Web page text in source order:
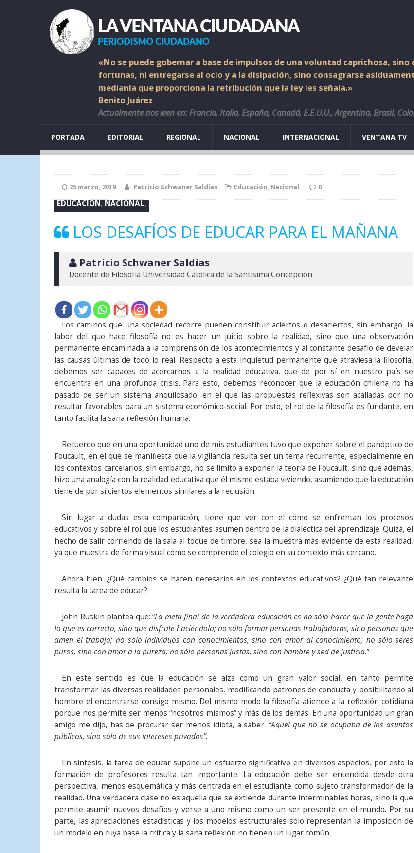
«No se puede gobernar a base de impulsos de una voluntad caprichosa,
fortunas, ni entregarse al ocio y a la disipación, sino consagrarse
medianía que proporciona la retribución que la ley les señala.»
Benito Juárez
Actualmente nos leen en: Francia, Italia, España, Canadá, E.E.U.U., Argentina, Brasil,
PORTADA EDITORIAL REGIONAL NACIONAL INTERNACIONAL VENTANA TV
25 marzo, 2019 Patricio Schwaner Saldías Educación, Nacional, 0
EDUCACIÓN,NACIONAL,
LOS DESAFÍOS DE EDUCAR PARA EL MAÑANA
Patricio Schwaner Saldías
Docente de Filosofía Universidad Católica de la Santísima Concepción
Los caminos que una sociedad recorre pueden constituir aciertos o desaciertos, sin embargo, la
labor del que hace filosofía no es hacer un juicio sobre la realidad, sino que una observación
permanente encaminada a la comprensión de los acontecimientos y al constante desafío de develar
las causas últimas de todo lo real. Respecto a esta inquietud permanente que atraviesa la filosofía,
debemos ser capaces de acercarnos a la realidad educativa, que de por sí en nuestro país se
encuentra en una profunda crisis. Para esto, debemos reconocer que la educación chilena no ha
pasado de ser un sistema anquilosado, en el que las propuestas reflexivas son acalladas por no
resultar favorables para un sistema económico-social. Por esto, el rol de la filosofía es fundante, en
tanto facilita la sana reflexión humana.
Recuerdo que en una oportunidad uno de mis estudiantes tuvo que exponer sobre el panóptico de
Foucault, en el que se manifiesta que la vigilancia resulta ser un tema recurrente, especialmente en
los contextos carcelarios, sin embargo, no se limitó a exponer la teoría de Foucault, sino que además,
hizo una analogía con la realidad educativa que él mismo estaba viviendo, asumiendo que la educación
tiene de por sí ciertos elementos similares a la reclusión.
Sin lugar a dudas esta comparación, tiene que ver con el cómo se enfrentan los procesos
educativos y sobre el rol que los estudiantes asumen dentro de la dialéctica del aprendizaje. Quizá, el
hecho de salir corriendo de la sala al toque de timbre, sea la muestra más evidente de esta realidad,
ya que muestra de forma visual cómo se comprende el colegio en su contexto más cercano.
Ahora bien: ¿Qué cambios se hacen necesarios en los contextos educativos? ¿Qué tan relevante
resulta la tarea de educar?
John Ruskin plantea que: “La meta final de la verdadera educación es no sólo hacer que la gente haga
lo que es correcto, sino que disfrute haciéndolo; no sólo formar personas trabajadoras, sino personas que
amen el trabajo; no sólo individuos con conocimientos, sino con amor al conocimiento; no sólo seres
puros, sino con amor a la pureza; no sólo personas justas, sino con hambre y sed de justicia.”
En este sentido es que la educación se alza como un gran valor social, en tanto permite
transformar las diversas realidades personales, modificando patrones de conducta y posibilitando al
hombre el encontrarse consigo mismo. Del mismo modo la filosofía atiende a la reflexión cotidiana
porque nos permite ser menos “nosotros mismos” y más de los demás. En una oportunidad un gran
amigo me dijo, has de procurar ser menos idiota, a saber: “Aquel que no se ocupaba de los asuntos
públicos, sino sólo de sus intereses privados”.
En síntesis, la tarea de educar supone un esfuerzo significativo en diversos aspectos, por esto la
formación de profesores resulta tan importante. La educación debe ser entendida desde otra
perspectiva, menos esquemática y más centrada en el estudiante como sujeto transformador de la
realidad. Una verdadera clase no es aquella que se extiende durante interminables horas, sino la que
permite asumir nuevos desafíos y verse a uno mismo como un ser presente en el mundo. Por su
parte, las apreciaciones estadísticas y los modelos estructurales solo representan la imposición de
un modelo en cuya base la crítica y la sana reflexión no tienen un lugar común.